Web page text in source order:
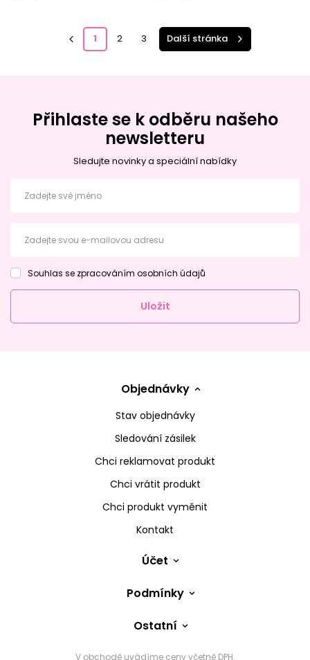
1 2 3 Další stránka
Přihlaste se k odběru našeho
newsletteru
Sledujte novinky a speciální nabídky
Zadejte své jméno
Zadejte svou e-mailovou adresu
Souhlas se zpracováním osobních údajů
Uložit
Objednávky
Stav objednávky
Sledování zásilek
Chci reklamovat produkt
Chci vrátit produkt
Chci produkt vyměnit
Kontakt
Účet
Podmínky
Ostatní
V obchodě uvádíme ceny včetně DPH.